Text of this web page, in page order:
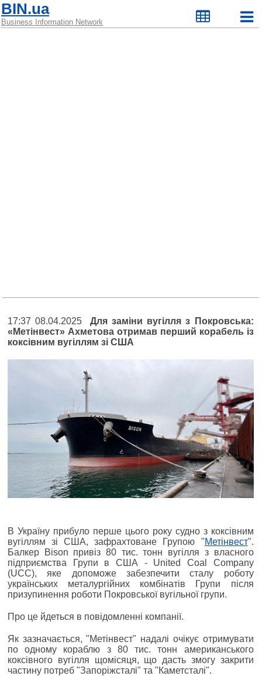
BIN.ua
Business Information Network
17:37 08.04.2025Для заміни вугілля з Покровська:
«Метінвест» Ахметова отримав перший корабель із
коксівним вугіллям зі США
В Україну прибуло перше цього року судно з коксівним
вугіллям зі США, зафрахтоване Групою "Метінвест".
Балкер Bison привіз 80 тис. тонн вугілля з власного
підприємства Групи в США - United Coal Company
(UCC), яке допоможе забезпечити сталу роботу
українських металургійних комбінатів Групи після
призупинення роботи Покровської вугільної групи.
Про це йдеться в повідомленні компанії.
Як зазначається, "Метінвест" надалі очікує отримувати
по одному кораблю з 80 тис. тонн американського
коксівного вугілля щомісяця, що дасть змогу закрити
частину потреб "Запоріжсталі" та "Каметсталі".